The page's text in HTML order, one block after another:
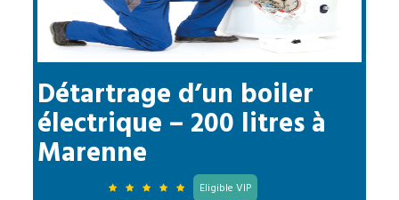
Détartrage d’un boiler
électrique – 200 litres à
Marenne
Eligible VIP